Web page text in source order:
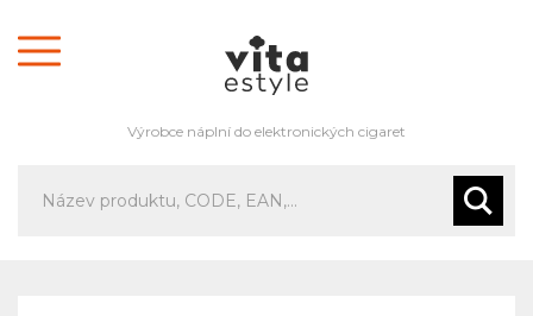
Výrobce náplní do elektronických cigaret